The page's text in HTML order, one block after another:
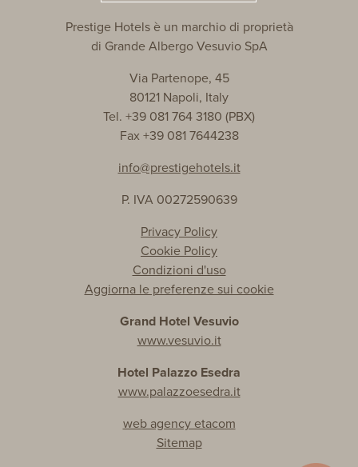
Prestige Hotels è un marchio di proprietà
di Grande Albergo Vesuvio SpA
Via Partenope, 45
80121 Napoli, Italy
Tel. +39 081 764 3180 (PBX)
Fax +39 081 7644238
info@prestigehotels.it
P. IVA 00272590639
Privacy Policy
Cookie Policy
Condizioni d'uso
Aggiorna le preferenze sui cookie
Grand Hotel Vesuvio
www.vesuvio.it
Hotel Palazzo Esedra
www.palazzoesedra.it
web agency etacom
Sitemap